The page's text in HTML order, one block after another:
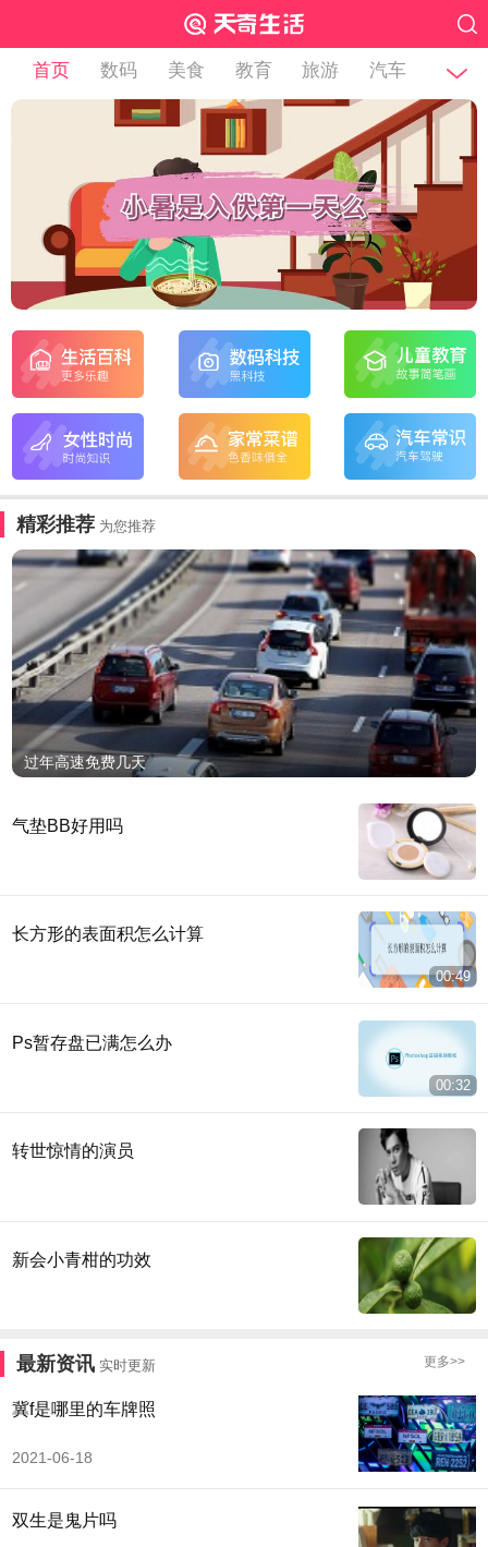
首页 数码 美食 教育 旅游 汽车
精彩推荐 为您推荐
过年高速免费几天
气垫BB好用吗
长方形的表面积怎么计算
00:49
Ps暂存盘已满怎么办
00:32
转世惊情的演员
新会小青柑的功效
最新资讯 实时更新 更多>>
冀f是哪里的车牌照
2021-06-18
双生是鬼片吗